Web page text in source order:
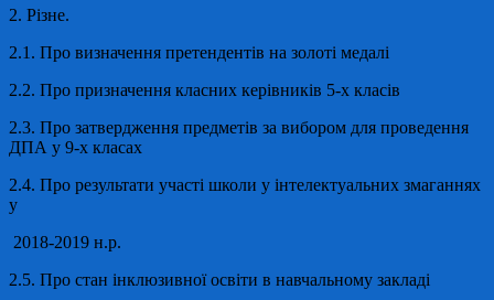
2. Різне.
2.1. Про визначення претендентів на золоті медалі
2.2. Про призначення класних керівників 5-х класів
2.3. Про затвердження предметів за вибором для проведення
ДПА у 9-х класах
2.4. Про результати участі школи у інтелектуальних змаганнях
у
2018-2019 н.р.
2.5. Про стан інклюзивної освіти в навчальному закладі